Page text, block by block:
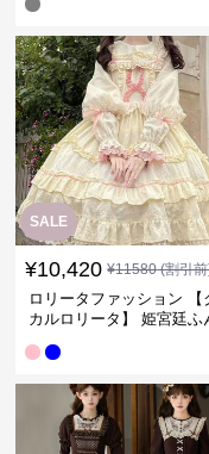
SALE
¥10,420 ¥11580(割引
ロリータファッション 【
カルロリータ】 姫宮廷ふ
レース袖付きワンピ